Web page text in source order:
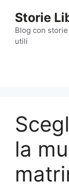
contenuto
Storie
Blog con
utili
la